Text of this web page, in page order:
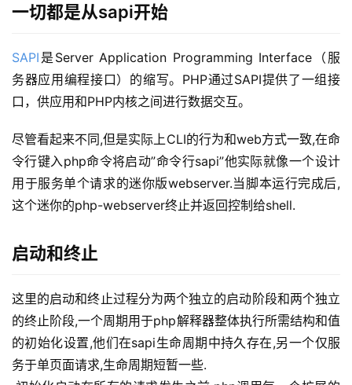
一切都是从sapi开始
SAPI 是Server Application Programming Interface（服
务器应用编程接口）的缩写。PHP通过SAPI提供了一组接
口，供应用和PHP内核之间进行数据交互。
尽管看起来不同,但是实际上CLI的行为和web方式一致,在命
令行键入php命令将启动”命令行sapi”他实际就像一个设计
用于服务单个请求的迷你版webserver.当脚本运行完成后,
这个迷你的php-webserver终止并返回控制给shell.
启动和终止
这里的启动和终止过程分为两个独立的启动阶段和两个独立
的终止阶段,一个周期用于php解释器整体执行所需结构和值
的初始化设置,他们在sapi生命周期中持久存在,另一个仅服
务于单页面请求,生命周期短暂一些.